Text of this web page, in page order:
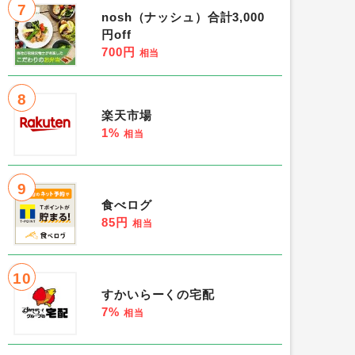
7
nosh（ナッシュ）合計3,000
円off
700円 相当
8
楽天市場
1% 相当
9
食べログ
85円 相当
10
すかいらーくの宅配
7% 相当